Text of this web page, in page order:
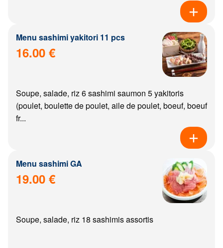
Menu sashimi yakitori 11 pcs
16.00 €
Soupe, salade, riz 6 sashimi saumon 5 yakitoris
(poulet, boulette de poulet, aile de poulet, boeuf, boeuf
fr...
Menu sashimi GA
19.00 €
Soupe, salade, riz 18 sashimis assortis